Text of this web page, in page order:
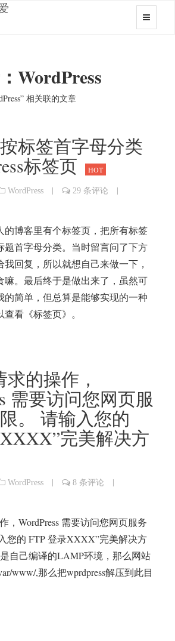
WordPress
相关联的文章
标签首字母分类
标签页
HOT
WordPress | 29 条评论
|
的博客里有个标签页，把所有标签
题首字母分类。当时留言问了下方
回复，所以就想自己来做一下，
嘛。最后终于是做出来了，虽然可
的简单，但总算是能够实现的一种
看《标签页》。
的操作，
需要访问您网页服
。 请输入您的
完美解决方
WordPress | 8 条评论
|
，WordPress 需要访问您网页服务
您的 FTP 登录XXXX”完美解决方
自己编译的LAMP环境，那么网站
www/,那么把wprdpress解压到此目